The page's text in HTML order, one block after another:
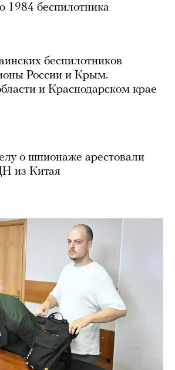
1984 беспилотника
беспилотников
России и Крым.
и Краснодарском крае
о шпионаже арестовали
из Китая